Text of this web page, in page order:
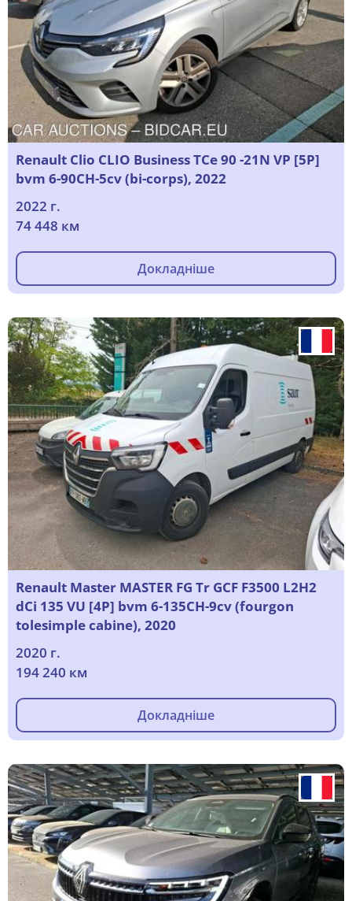
Renault Clio CLIO Business TCe 90 -21N VP [5P]
bvm 6-90CH-5cv (bi-corps), 2022
2022 г.
74 448 км
Докладніше
Renault Master MASTER FG Tr GCF F3500 L2H2
dCi 135 VU [4P] bvm 6-135CH-9cv (fourgon
tolesimple cabine), 2020
2020 г.
194 240 км
Докладніше